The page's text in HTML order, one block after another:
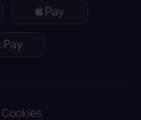
Cookies